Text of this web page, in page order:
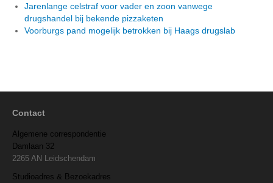
Jarenlange celstraf voor vader en zoon vanwege
drugshandel bij bekende pizzaketen
Voorburgs pand mogelijk betrokken bij Haags drugslab
Contact
Algemene correspondentie
Damlaan 32
2265 AN Leidschendam
Studioadres & Bezoekadres